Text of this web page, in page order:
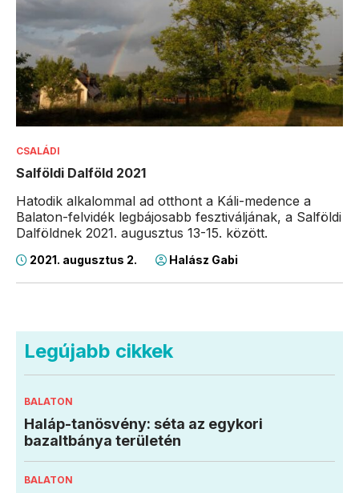
CSALÁDI
Salföldi Dalföld 2021
Hatodik alkalommal ad otthont a Káli-medence a
Balaton-felvidék legbájosabb fesztiváljának, a Salföldi
Dalföldnek 2021. augusztus 13-15. között.
2021. augusztus 2. Halász Gabi
Legújabb cikkek
BALATON
Haláp-tanösvény: séta az egykori
bazaltbánya területén
BALATON